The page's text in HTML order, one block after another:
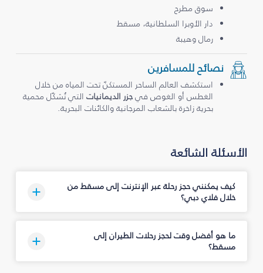
سوق مطرح
دار الأوبرا السلطانية، مسقط
رمال وهيبة
نصائح للمسافرين
استكشف العالم الساحر المستكنّ تحت المياه من خلال
الغطس أو الغوص فيجزر الديمانياتالتي تُشكّل محمية
بحرية زاخرة بالشعاب المرجانية والكائنات البحرية.
الأسئلة الشائعة
كيف يمكنني حجز رحلة عبر الإنترنت إلى مسقط من
خلال فلاي دبي؟
ما هو أفضل وقت لحجز رحلات الطيران إلى
مسقط؟